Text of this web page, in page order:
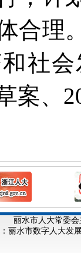
合理
社
案、
丽水市人大常委会
丽水市数字人大发